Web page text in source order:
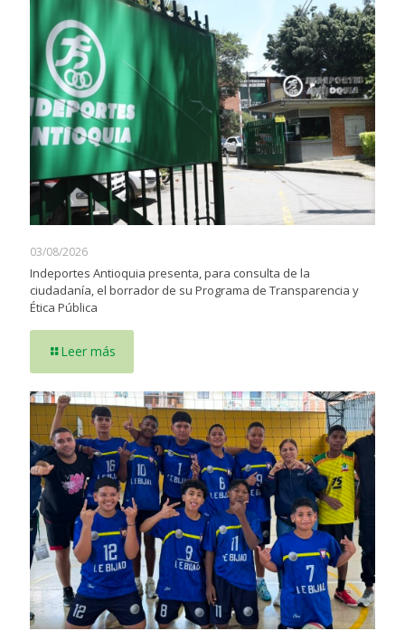
03/08/2026
Indeportes Antioquia presenta, para consulta de la
ciudadanía, el borrador de su Programa de Transparencia y
Ética Pública
Leer más